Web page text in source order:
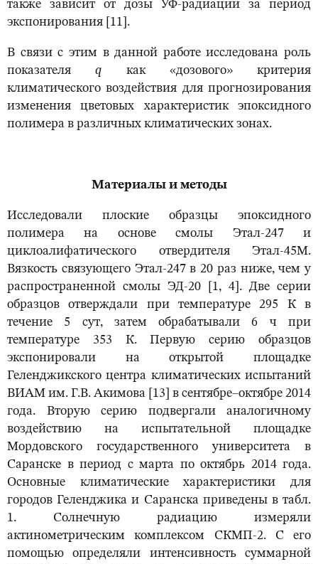
также зависит от дозы УФ-радиации за период
экспонирования [11].
В связи с этим в данной работе исследована роль
показателяq как «дозового» критерия
климатического воздействия для прогнозирования
изменения цветовых характеристик эпоксидного
полимера в различных климатических зонах.
Материалы и методы
Исследовали плоские образцы эпоксидного
полимера на основе смолы Этал-247 и
циклоалифатического отвердителя Этал-45М.
Вязкость связующего Этал-247 в 20 раз ниже, чем у
распространенной смолы ЭД-20 [1, 4]. Две серии
образцов отверждали при температуре 295 К в
течение 5 сут, затем обрабатывали 6 ч при
температуре 353 К. Первую серию образцов
экспонировали на открытой площадке
Геленджикского центра климатических испытаний
ВИАМ им. Г.В. Акимова [13] в сентябре–октябре 2014
года. Вторую серию подвергали аналогичному
воздействию на испытательной площадке
Мордовского государственного университета в
Саранске в период с марта по октябрь 2014 года.
Основные климатические характеристики для
городов Геленджика и Саранска приведены в табл.
1. Солнечную радиацию измеряли
актинометрическим комплексом СКМП-2. С его
помощью определяли интенсивность суммарной